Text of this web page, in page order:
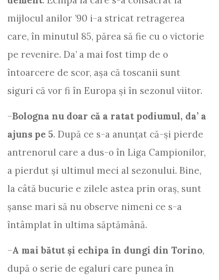
mijlocul anilor ’90 i-a stricat retragerea
care, în minutul 85, părea să fie cu o victorie
pe revenire. Da’ a mai fost timp de o
întoarcere de scor, așa că toscanii sunt
siguri că vor fi în Europa și în sezonul viitor.
–Bologna nu doar că a ratat podiumul, da’ a
ajuns pe 5. După ce s-a anunțat că-și pierde
antrenorul care a dus-o în Liga Campionilor,
a pierdut și ultimul meci al sezonului. Bine,
la câtă bucurie e zilele astea prin oraș, sunt
șanse mari să nu observe nimeni ce s-a
întâmplat în ultima săptămână.
–A mai bătut și echipa în dungi din Torino,
după o serie de egaluri care punea în